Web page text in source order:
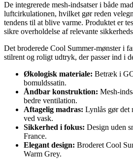
De integrerede mesh-indsatser i både
luftcirkulationen, hvilket gør reden
tendens til at blive varme. Produktet er
sikre overholdelse af relevante
Det broderede Cool Summer-mønster i
stilrent og roligt udtryk, der passer ind i
Økologisk materiale: Betræk i
bomuldssatin.
Åndbar konstruktion: Mesh-
bedre ventilation.
Aftagelig madras: Lynlås gør det
ved vask.
Sikkerhed i fokus: Design uden
France.
Elegant design: Broderet Cool
Warm Grey.